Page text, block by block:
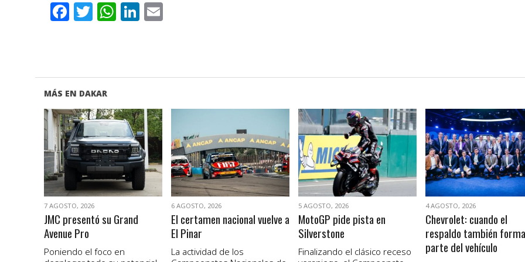
Facebook
Twitter
WhatsApp
LinkedIn
MÁS EN DAKAR
VER NOTA
7 AGOSTO, 2026
JMC presentó su Grand
Avenue Pro
Poniendo el foco en
VER NOTA
6 AGOSTO, 2026
El certamen nacional vuelve a
El Pinar
La actividad de los
VER NOTA
5 AGOSTO, 2026
MotoGP pide pista en
Silverstone
Finalizando el clásico receso
VER NOTA
4 AGOSTO, 2026
Chevrolet: cuando el
respaldo también forma
parte del vehículo